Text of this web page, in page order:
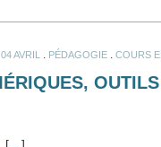
AVRIL PÉDAGOGIE COURS